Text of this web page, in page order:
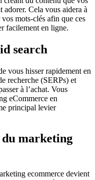
adorer. Cela vous aidera à
mots-clés afin que ces
facilement en ligne.
search
vous hisser rapidement en
recherche (SERPs) et
à l’achat. Vous
eCommerce en
principal levier
marketing
ecommerce devient